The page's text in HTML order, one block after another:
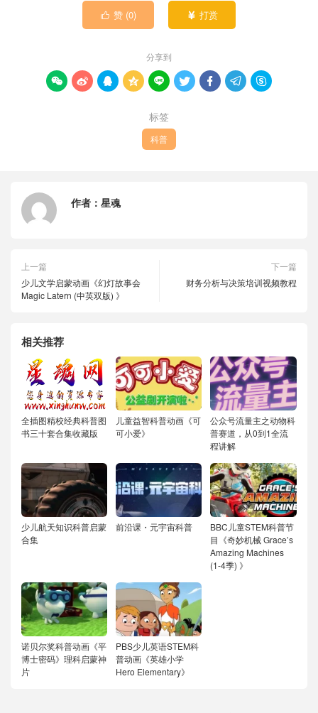
 赞 (0)  打赏
分享到
        
标签
科普
作者： 星魂
上一篇
少儿文学启蒙动画《幻灯故事会
Magic Latern (中英双版) 》
下一篇
财务分析与决策培训视频教程
相关推荐
全插图精校经典科普图
书三十套合集收藏版
儿童益智科普动画《可
可小爱》
公众号流量主之动物科
普赛道，从0到1全流
程讲解
少儿航天知识科普启蒙
合集
前沿课・元宇宙科普
BBC儿童STEM科普节
目《奇妙机械 Grace’s
Amazing Machines
(1-4季) 》
诺贝尔奖科普动画《平
博士密码》理科启蒙神
片
PBS少儿英语STEM科
普动画《英雄小学
Hero Elementary》